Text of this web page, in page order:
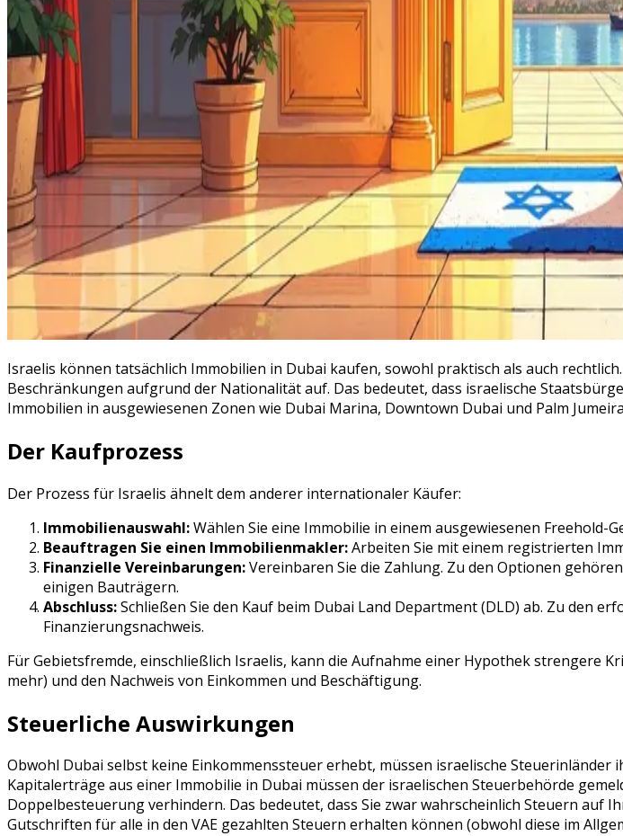
Israelis können tatsächlich Immobilien in Dubai kaufen, sowohl praktisch als auch
Beschränkungen aufgrund der Nationalität auf. Das bedeutet, dass israelische
Immobilien in ausgewiesenen Zonen wie Dubai Marina, Downtown Dubai und Palm
Der Kaufprozess
Der Prozess für Israelis ähnelt dem anderer internationaler Käufer:
Immobilienauswahl:Wählen Sie eine Immobilie in einem ausgewiesenen Freehold-
Beauftragen Sie einen Immobilienmakler:Arbeiten Sie mit einem registrierten
Finanzielle Vereinbarungen:Vereinbaren Sie die Zahlung. Zu den Optionen
einigen Bauträgern.
Abschluss:Schließen Sie den Kauf beim Dubai Land Department (DLD) ab. Zu den
Finanzierungsnachweis.
Für Gebietsfremde, einschließlich Israelis, kann die Aufnahme einer Hypothek strengere
mehr) und den Nachweis von Einkommen und Beschäftigung.
Steuerliche Auswirkungen
Obwohl Dubai selbst keine Einkommenssteuer erhebt, müssen israelische
Kapitalerträge aus einer Immobilie in Dubai müssen der israelischen Steuerbehörde
Doppelbesteuerung verhindern. Das bedeutet, dass Sie zwar wahrscheinlich Steuern auf
Gutschriften für alle in den VAE gezahlten Steuern erhalten können (obwohl diese im